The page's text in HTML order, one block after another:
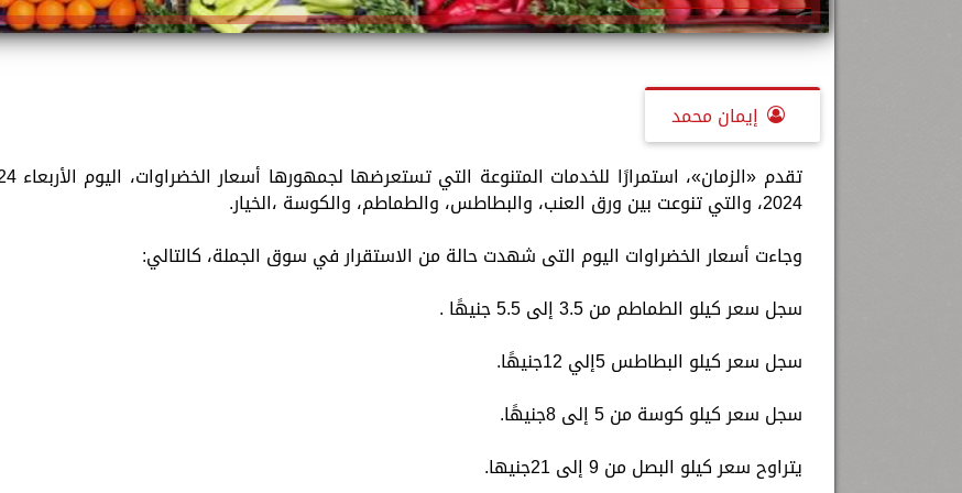
إيمان محمد
2024، والتي تنوعت بين ورق العنب، والبطاطس، والطماطم، والكوسة ،الخيار.
وجاءت أسعار الخضراوات اليوم التى شهدت حالة من الاستقرار في سوق الجملة، كالتالي:
سجل سعر كيلو الطماطم من 3.5 إلى 5.5 جنيهًا .
سجل سعر كيلو البطاطس 5إلي 12جنيهًا.
سجل سعر كيلو كوسة من 5 إلى 8جنيهًا.
يتراوح سعر كيلو البصل من 9 إلى 21جنيها.